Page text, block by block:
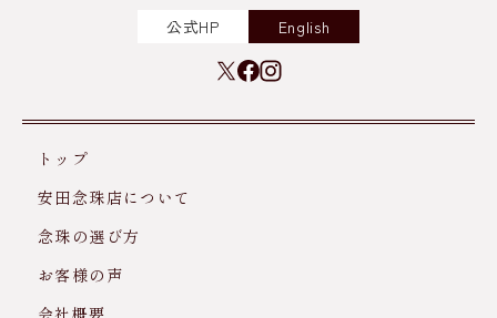
公式HP English
トップ
安田念珠店について
念珠の選び方
お客様の声